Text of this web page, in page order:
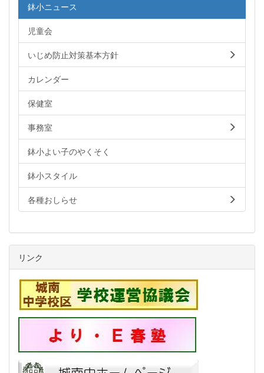
鉢小ニュース
児童会
いじめ防止対策基本方針
カレンダー
保健室
事務室
鉢小よい子のやくそく
鉢小スタイル
各種おしらせ
リンク